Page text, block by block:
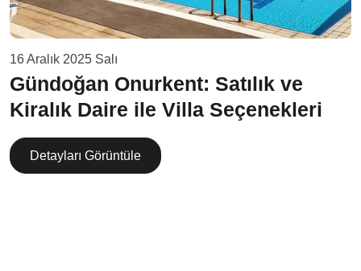
16 Aralık 2025 Salı
Gündoğan Onurkent: Satılık ve
Kiralık Daire ile Villa Seçenekleri
Detayları Görüntüle